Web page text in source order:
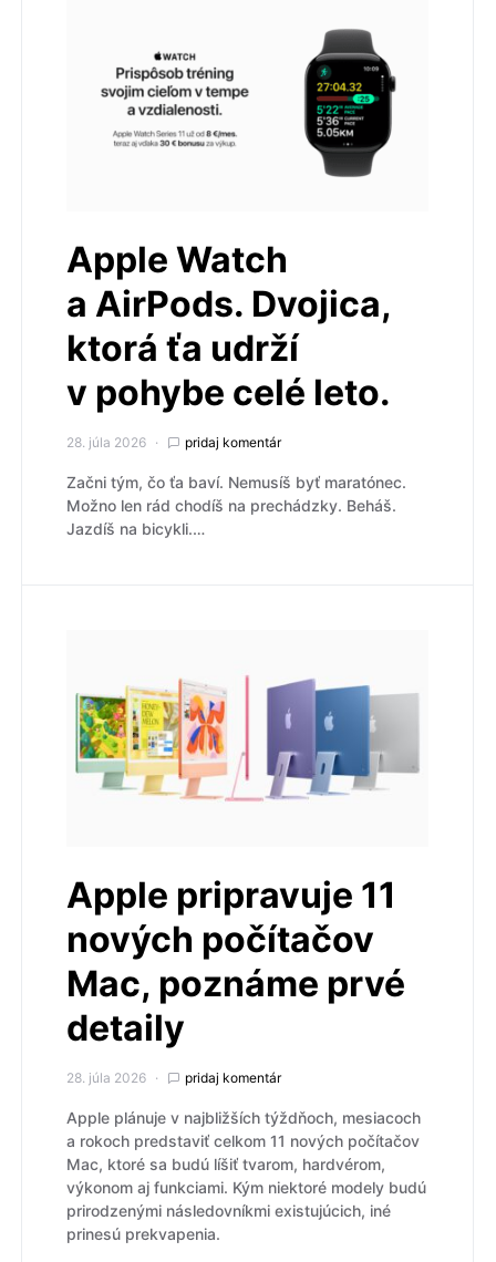
Apple Watch
a AirPods. Dvojica,
ktorá ťa udrží
v pohybe celé leto.
28. júla 2026 pridaj komentár
Začni tým, čo ťa baví. Nemusíš byť maratónec.
Možno len rád chodíš na prechádzky. Beháš.
Jazdíš na bicykli.…
Apple pripravuje 11
nových počítačov
Mac, poznáme prvé
detaily
28. júla 2026 pridaj komentár
Apple plánuje v najbližších týždňoch, mesiacoch
a rokoch predstaviť celkom 11 nových počítačov
Mac, ktoré sa budú líšiť tvarom, hardvérom,
výkonom aj funkciami. Kým niektoré modely budú
prirodzenými následovníkmi existujúcich, iné
prinesú prekvapenia.